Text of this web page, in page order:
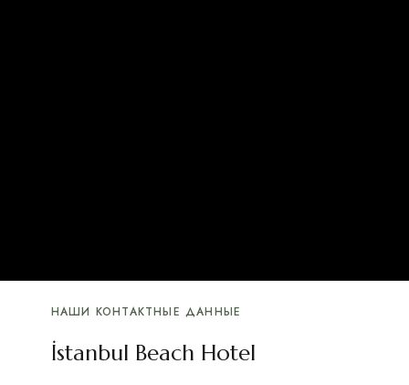
НАШИ КОНТАКТНЫЕ ДАННЫЕ
İstanbul Beach Hotel